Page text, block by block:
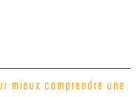
mieux comprendre une